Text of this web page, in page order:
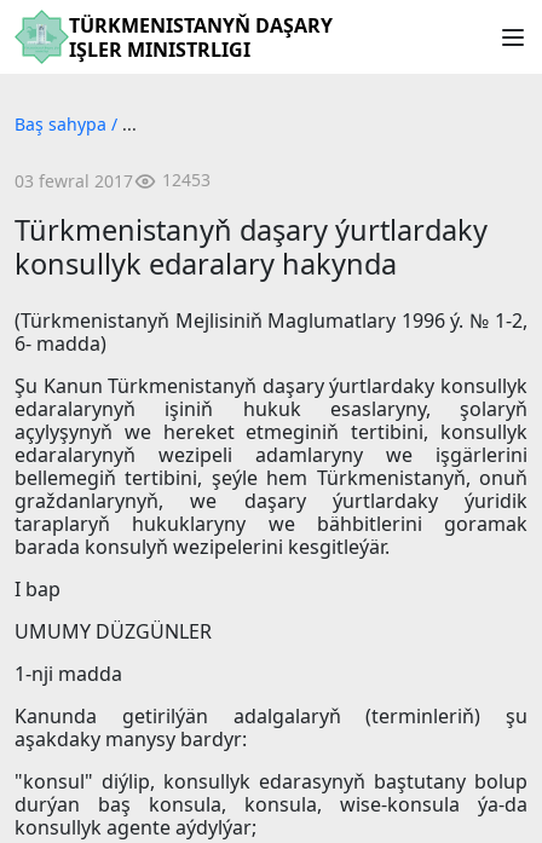
TÜRKMENISTANYŇ DAŞARY
IŞLER MINISTRLIGI
Baş sahypa / ...
03 fewral 2017 12453
Türkmenistanyň daşary ýurtlardaky
konsullyk edaralary hakynda
(Türkmenistanyň Mejlisiniň Maglumatlary 1996 ý. № 1-2,
6- madda)
Şu Kanun Türkmenistanyň daşary ýurtlardaky konsullyk
edaralarynyň işiniň hukuk esaslaryny, şolaryň
açylyşynyň we hereket etmeginiň tertibini, konsullyk
edaralarynyň wezipeli adamlaryny we işgärlerini
bellemegiň tertibini, şeýle hem Türkmenistanyň, onuň
graždanlarynyň, we daşary ýurtlardaky ýuridik
taraplaryň hukuklaryny we bähbitlerini goramak
barada konsulyň wezipelerini kesgitleýär.
I bap
UMUMY DÜZGÜNLER
1-nji madda
Kanunda getirilýän adalgalaryň (terminleriň) şu
aşakdaky manysy bardyr:
"konsul" diýlip, konsullyk edarasynyň baştutany bolup
durýan baş konsula, konsula, wise-konsula ýa-da
konsullyk agente aýdylýar;